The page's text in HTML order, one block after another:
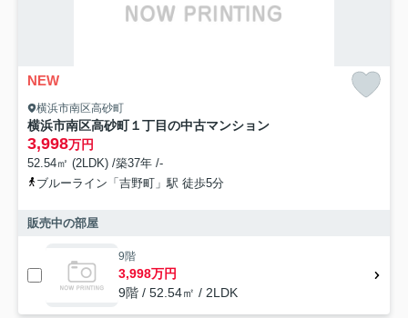
NEW
横浜市南区高砂町
横浜市南区高砂町１丁目の中古マンション
3,998万円
52.54㎡ (2LDK) /築37年 /-
ブルーライン「吉野町」駅 徒歩5分
販売中の部屋
9階
3,998万円
9階 / 52.54㎡ / 2LDK